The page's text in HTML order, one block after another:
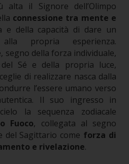
alta il Signore dell’Olimpo
connessione tra mente e
e della capacità di dare un
propria esperienza.
segno della forza individuale,
Sé e della propria luce,
di realizzare nasca dalla
l’essere umano verso
Il suo ingresso in
la sequenza zodiacale
Fuoco, collegata al segno
del Sagittario come forza di
e rivelazione.